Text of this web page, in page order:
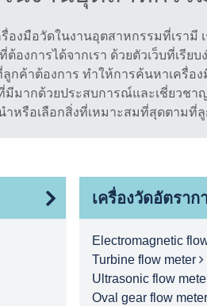
งมือวัดในงานอุตสาหกรรมที่เรามี
งการได้จากเรา ด้วยตัวเว็บที่เรีย
กค้าต้องการ ทำให้การค้นหาเครื่อ
มีมากด้วยประสบการณ์และเชี่ยวชา
หรือเลือกสิ่งที่เหมาะสมที่สุดตามที่
เครื่องวัดอัตราก
Electromagnetic
Turbine flow meter
Ultrasonic flow
Oval gear flow meter